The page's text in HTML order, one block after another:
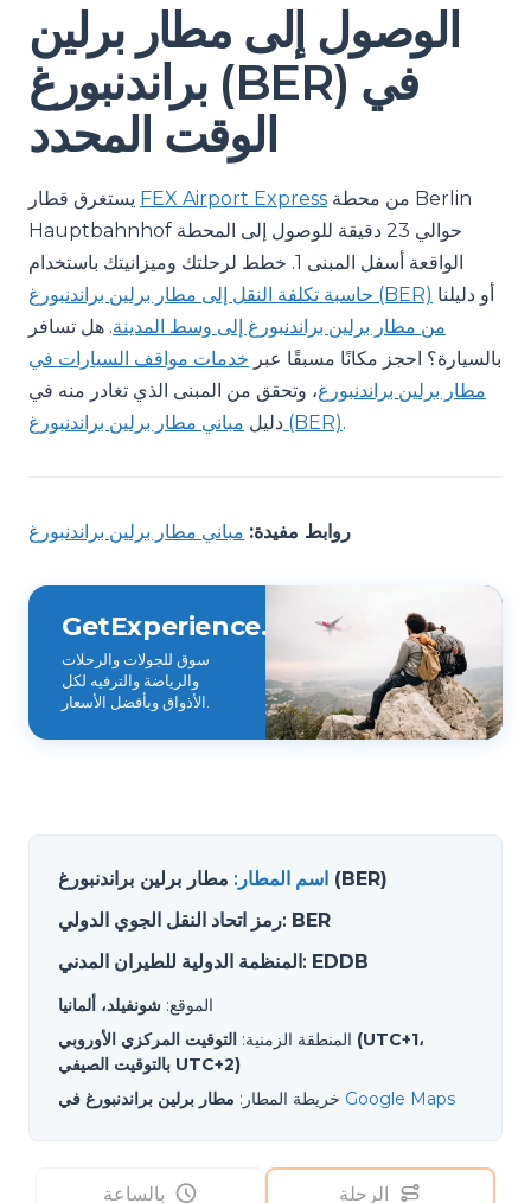
الوصول إلى مطار برلين
براندنبورغ (BER) في
الوقت المحدد
FEX Airport Express
Hauptbahnhof حوالي 23 دقيقة للوصول إلى المحطة
الواقعة أسفل المبنى 1. خطط لرحلتك وميزانيتك باستخدام
حاسبة تكلفة النقل إلى مطار برلين براندنبورغ (BER) أو دليلنا
من مطار برلين براندنبورغ إلى وسط المدينة. هل تسافر
بالسيارة؟ احجز مكانًا مسبقًا عبر خدمات مواقف السيارات في
مطار برلين براندنبورغ، وتحقق من المبنى الذي تغادر منه في
دليل مباني مطار برلين براندنبورغ (BER).
روابط مفيدة: مباني مطار برلين براندنبورغ
GetExperience.com
سوق للجولات والرحلات
والرياضة والترفيه لكل
اسم المطار :
مطار برلين براندنبورغ (BER)
رمز اتحاد النقل الجوي الدولي: BER
المنظمة الدولية للطيران المدني: EDDB
الموقع: شونفيلد، ألمانيا
المنطقة الزمنية: التوقيت المركزي الأوروبي (UTC+1،
بالتوقيت الصيفي UTC+2)
خريطة المطار : مطار برلين براندنبورغ في Google Maps